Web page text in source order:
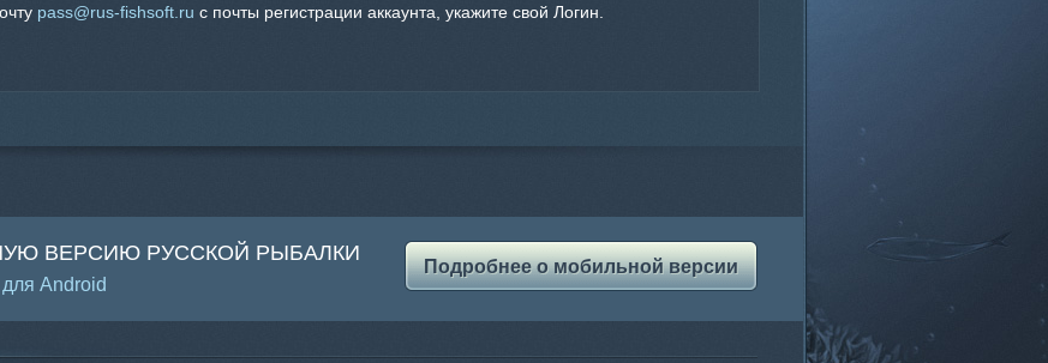
pass@rus-fishsoft.ru с почты регистрации аккаунта, укажите свой Логин.
ВЕРСИЮ РУССКОЙ РЫБАЛКИ
Android
Подробнее о мобильной версии